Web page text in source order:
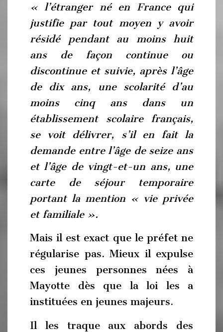
« l’étranger né en France qui
justifie par tout moyen y avoir
résidé pendant au moins huit
ans de façon continue ou
discontinue et suivie, après l’âge
de dix ans, une scolarité d’au
moins cinq ans dans un
établissement scolaire français,
se voit délivrer, s’il en fait la
demande entre l’âge de seize ans
et l’âge de vingt-et-un ans, une
carte de séjour temporaire
portant la mention « vie privée
et familiale ».
Mais il est exact que le préfet ne
régularise pas. Mieux il expulse
ces jeunes personnes nées à
Mayotte dès que la loi les a
instituées en jeunes majeurs.
Il les traque aux abords des